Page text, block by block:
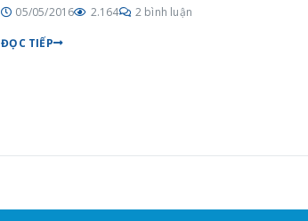
05/05/2016 2.164 2 bình luận
ĐỌC TIẾP